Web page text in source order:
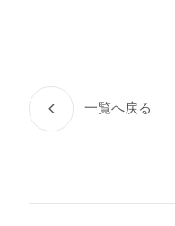
一覧へ戻る